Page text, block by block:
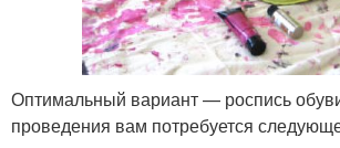
Оптимальный вариант — роспись
проведения вам потребуется